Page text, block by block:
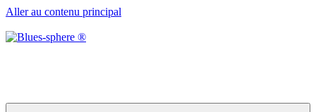
Aller au contenu principal